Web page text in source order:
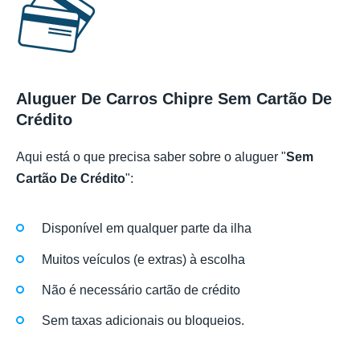
Aluguer De Carros Chipre Sem Cartão De
Crédito
Aqui está o que precisa saber sobre o aluguer "Sem
Cartão De Crédito":
Disponível em qualquer parte da ilha
Muitos veículos (e extras) à escolha
Não é necessário cartão de crédito
Sem taxas adicionais ou bloqueios.